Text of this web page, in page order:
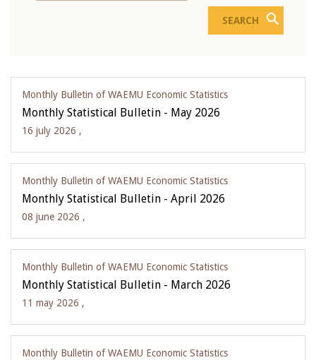
Monthly Bulletin of WAEMU Economic Statistics
Monthly Statistical Bulletin - May 2026
16 july 2026 ,
Monthly Bulletin of WAEMU Economic Statistics
Monthly Statistical Bulletin - April 2026
08 june 2026 ,
Monthly Bulletin of WAEMU Economic Statistics
Monthly Statistical Bulletin - March 2026
11 may 2026 ,
Monthly Bulletin of WAEMU Economic Statistics